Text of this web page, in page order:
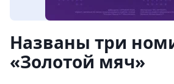
Названы три
«Золотой мяч»